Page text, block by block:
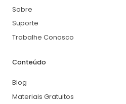
Sobre
Suporte
Trabalhe Conosco
Conteúdo
Blog
Materiais Gratuitos